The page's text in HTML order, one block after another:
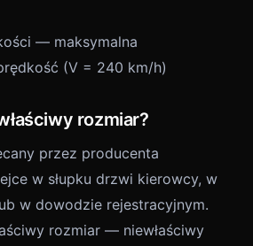
— maksymalna
(V = 240 km/h)
rozmiar?
przez producenta
w słupku drzwi kierowcy, w
w dowodzie rejestracyjnym.
rozmiar — niewłaściwy